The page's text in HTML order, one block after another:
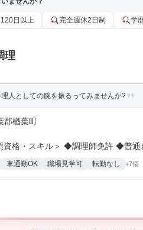
日以上 完全週休2日制 学
理
人としての腕を振るってみませんか?
郡楢葉町
資格・スキル＞ ◆調理師免許 ◆普通
車通勤OK 職場見学可 転勤なし +7個